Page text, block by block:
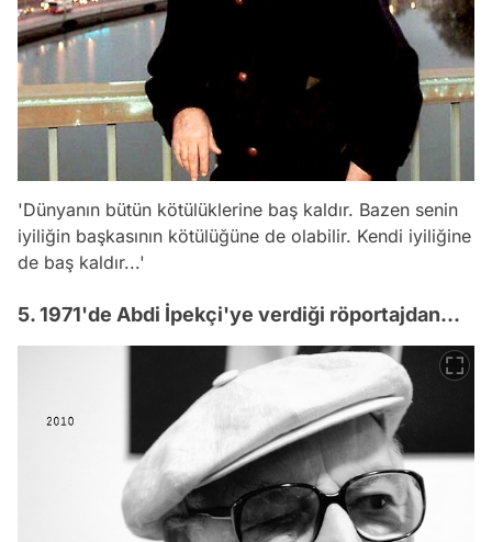
'Dünyanın bütün kötülüklerine baş kaldır. Bazen senin
iyiliğin başkasının kötülüğüne de olabilir. Kendi iyiliğine
de baş kaldır...'
5. 1971'de Abdi İpekçi'ye verdiği röportajdan...